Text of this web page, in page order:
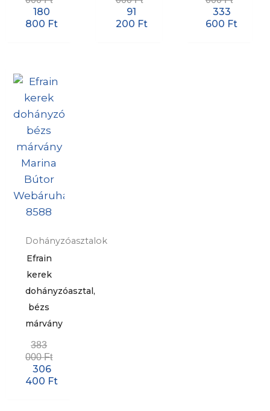
180
800 Ft
91
200 Ft
333
600 Ft
Dohányzóasztalok
Efrain
kerek
dohányzóasztal,
bézs
márvány
383
000Ft
306
400 Ft